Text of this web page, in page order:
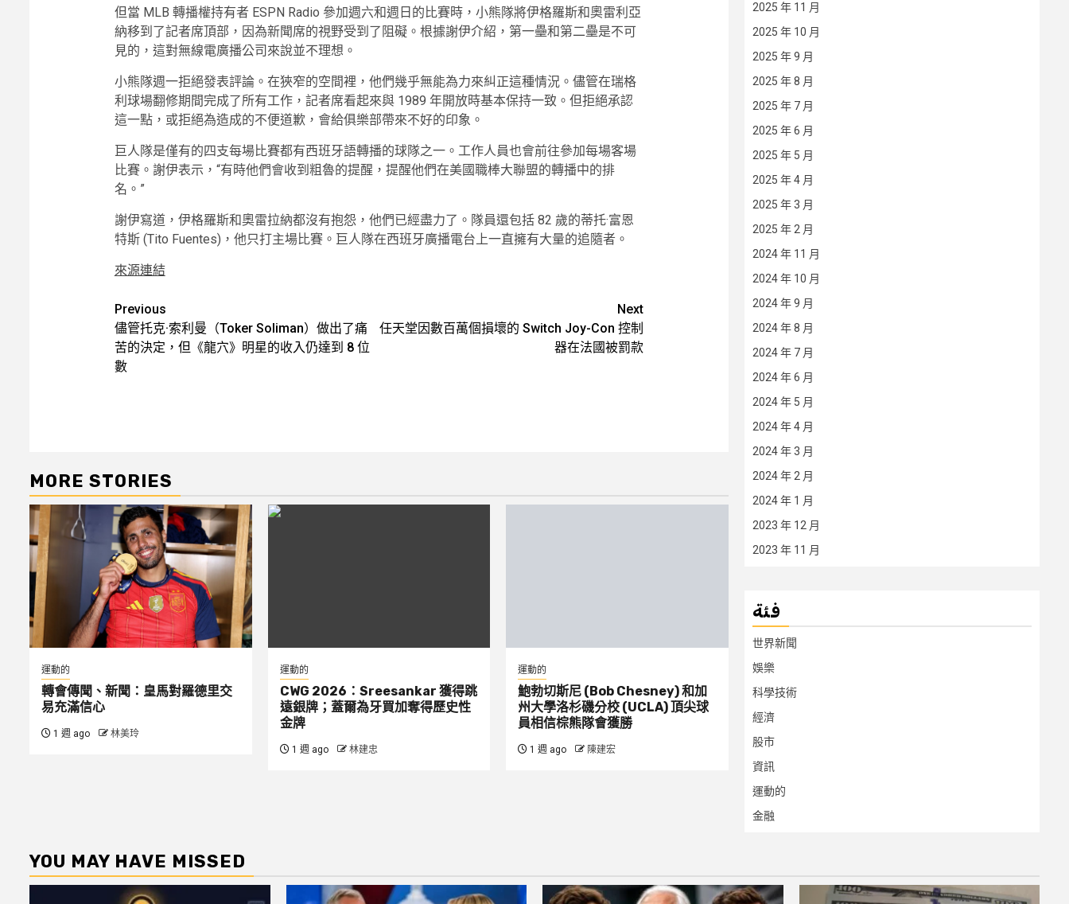
但當 MLB 轉播權持有者 ESPN Radio 參加週六和週日的比賽時，小熊隊將伊格羅斯和奧雷利亞
納移到了記者席頂部，因為新聞席的視野受到了阻礙。根據謝伊介紹，第一壘和第二壘是不可
見的，這對無線電廣播公司來說並不理想。
小熊隊週一拒絕發表評論。在狹窄的空間裡，他們幾乎無能為力來糾正這種情況。儘管在瑞格
利球場翻修期間完成了所有工作，記者席看起來與 1989 年開放時基本保持一致。但拒絕承認
這一點，或拒絕為造成的不便道歉，會給俱樂部帶來不好的印象。
巨人隊是僅有的四支每場比賽都有西班牙語轉播的球隊之一。工作人員也會前往參加每場客場
比賽。謝伊表示，“有時他們會收到粗魯的提醒，提醒他們在美國職棒大聯盟的轉播中的排
名。”
謝伊寫道，伊格羅斯和奧雷拉納都沒有抱怨，他們已經盡力了。隊員還包括 82 歲的蒂托·富恩
特斯 (Tito Fuentes)，他只打主場比賽。巨人隊在西班牙廣播電台上一直擁有大量的追隨者。
來源連結
Post
navigation
Previous
儘管托克·索利曼（Toker Soliman）做出了痛
苦的決定，但《龍穴》明星的收入仍達到 8 位
數
Next
任天堂因數百萬個損壞的 Switch Joy-Con 控制
器在法國被罰款
MORE STORIES
運動的
轉會傳聞、新聞：皇馬對羅德里交
易充滿信心
1 週 ago 林美玲
運動的
CWG 2026：Sreesankar 獲得跳
遠銀牌；蓋爾為牙買加奪得歷史性
金牌
1 週 ago 林建忠
運動的
鮑勃切斯尼 (Bob Chesney) 和加
州大學洛杉磯分校 (UCLA) 頂尖球
員相信棕熊隊會獲勝
1 週 ago 陳建宏
2025 年 11 月
2025 年 10 月
2025 年 9 月
2025 年 8 月
2025 年 7 月
2025 年 6 月
2025 年 5 月
2025 年 4 月
2025 年 3 月
2025 年 2 月
2024 年 11 月
2024 年 10 月
2024 年 9 月
2024 年 8 月
2024 年 7 月
2024 年 6 月
2024 年 5 月
2024 年 4 月
2024 年 3 月
2024 年 2 月
2024 年 1 月
2023 年 12 月
2023 年 11 月
فئة
世界新聞
娛樂
科學技術
經濟
股市
資訊
運動的
金融
YOU MAY HAVE MISSED